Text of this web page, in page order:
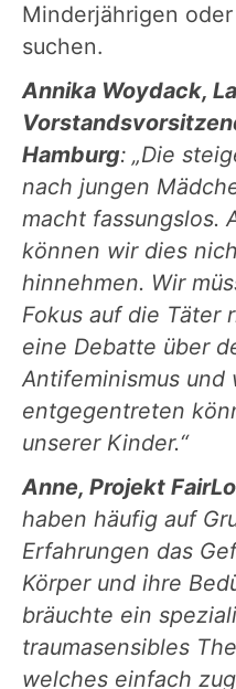
Minderjährigen
suchen.
Annika Woydack,
Hamburg: „Die
nach jungen
macht fassungslos.
können wir dies
hinnehmen. Wir
Fokus auf die Täter
eine Debatte über
Antifeminismus und
entgegentreten
unserer Kinder.“
Anne, Projekt
haben häufig auf
Erfahrungen das
Körper und ihre
bräuchte ein
traumasensibles
welches einfach